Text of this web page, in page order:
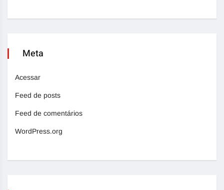
Meta
Acessar
Feed de posts
Feed de comentários
WordPress.org